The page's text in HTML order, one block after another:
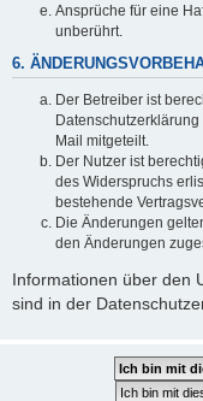
Ansprüche für eine
unberührt.
6.
Der Betreiber ist
Mail mitgeteilt.
Der Nutzer ist
des Widerspruchs
bestehende
Die Änderungen
den Änderungen
Informationen über den
sind in der